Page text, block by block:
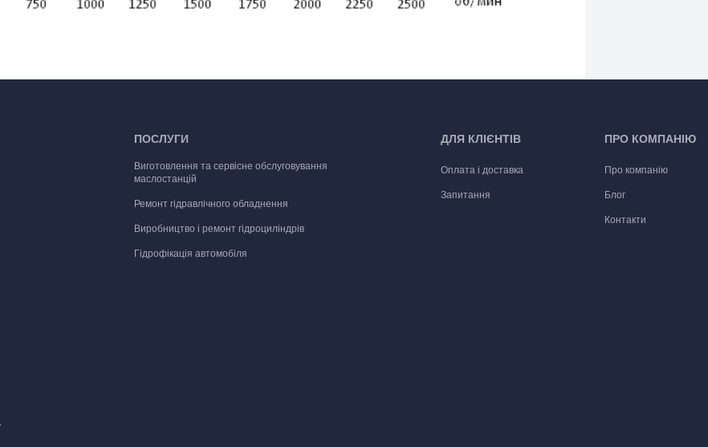
ПОСЛУГИ
Виготовлення та сервісне обслуговування
маслостанцій
Ремонт гідравлічного обладнення
Виробництво і ремонт гідроциліндрів
Гідрофікація автомобіля
ДЛЯ КЛІЄНТІВ
Оплата і доставка
Запитання
ПРО КОМПАНІЮ
Про компанію
Блог
Контакти